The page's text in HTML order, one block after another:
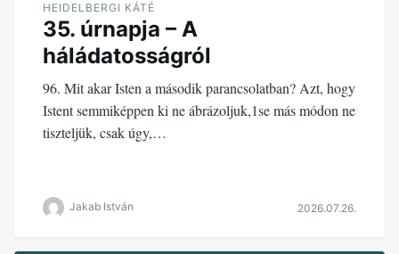
HEIDELBERGI KÁTÉ
35. úrnapja – A
háládatosságról
96. Mit akar Isten a második parancsolatban? Azt, hogy
Istent semmiképpen ki ne ábrázoljuk,1se más módon ne
tiszteljük, csak úgy,…
Jakab István 2026.07.26.